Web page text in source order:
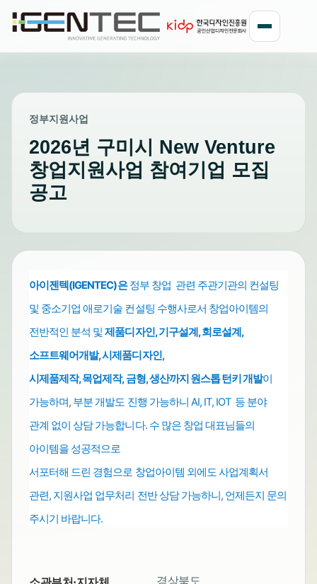
정부지원사업
2026년 구미시 New Venture
창업지원사업 참여기업 모집
공고
아이젠텍(IGENTEC)은정부 창업 관련 주관기관의 컨설팅
및 중소기업 애로기술 컨설팅 수행사로서 창업아이템의
전반적인 분석 및제품디자인, 기구설계, 회로설계,
소프트웨어개발,시제품디자인,
시제품제작, 목업제작, 금형, 생산까지 원스톱턴키 개발이
가능하며, 부분 개발도 진행 가능하니 AI, IT, IOT 등 분야
관계 없이 상담 가능합니다. 수 많은 창업 대표님들의
아이템을 성공적으로
서포터해 드린 경험으로 창업아이템 외에도사업계획서
관련, 지원사업 업무처리 전반상담 가능하니, 언제든지 문의
주시기 바랍니다.
경상북도